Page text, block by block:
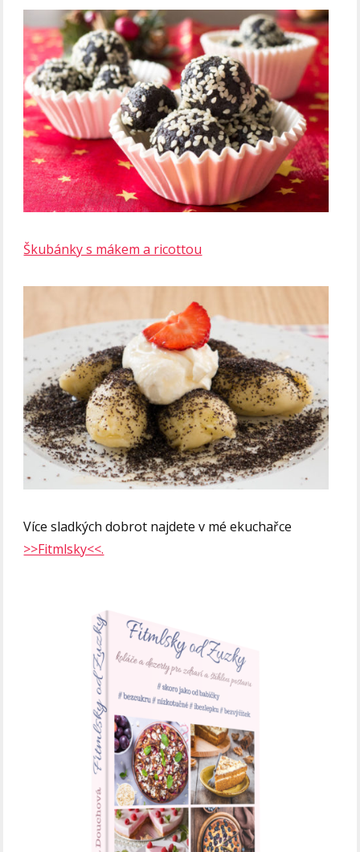
Škubánky s mákem a ricottou
Více sladkých dobrot najdete v mé ekuchařce
>>Fitmlsky<<.